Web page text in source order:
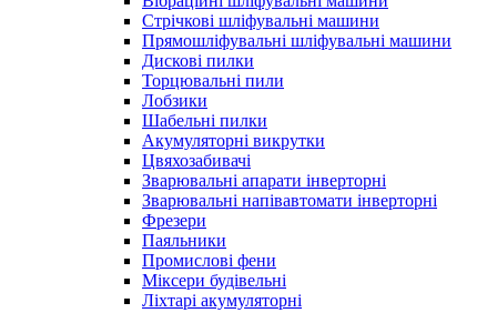
Стрічкові шліфувальні машини
Прямошліфувальні шліфувальні машини
Дискові пилки
Торцювальні пили
Лобзики
Шабельні пилки
Акумуляторні викрутки
Цвяхозабивачі
Зварювальні апарати інверторні
Зварювальні напівавтомати інверторні
Фрезери
Паяльники
Промислові фени
Міксери будівельні
Ліхтарі акумуляторні